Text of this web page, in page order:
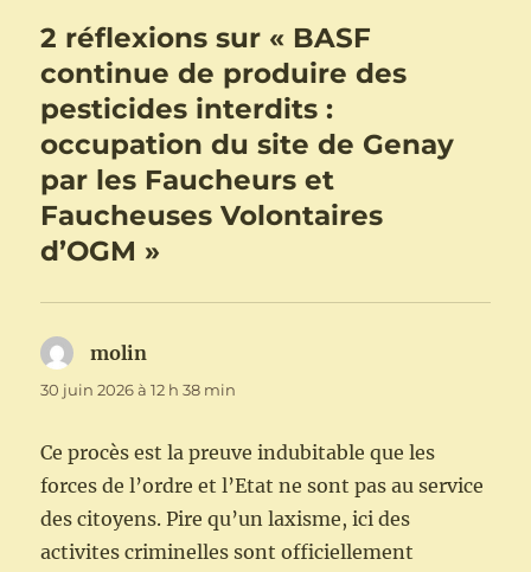
2 réflexions sur « BASF
continue de produire des
pesticides interdits :
occupation du site de Genay
par les Faucheurs et
Faucheuses Volontaires
d’OGM »
molin
30 juin 2026 à 12 h 38 min
Ce procès est la preuve indubitable que les
forces de l’ordre et l’Etat ne sont pas au service
des citoyens. Pire qu’un laxisme, ici des
activites criminelles sont officiellement